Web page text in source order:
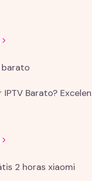
Barato?